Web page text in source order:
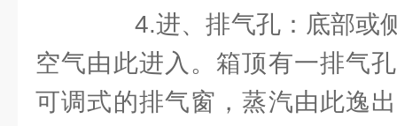
4.进、排气孔：底部或
空气由此进入。箱顶有一排气
可调式的排气窗，蒸汽由此逸